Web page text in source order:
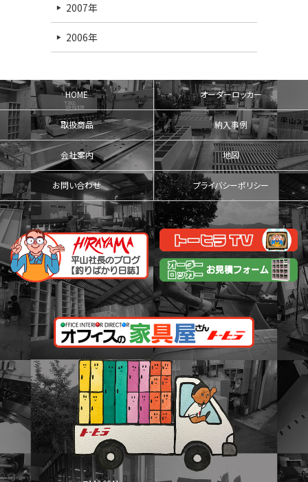
2007年
2006年
HOME オーダーロッカー
取扱商品 納入事例
会社案内 地図
お問い合わせ プライバシーポリシー